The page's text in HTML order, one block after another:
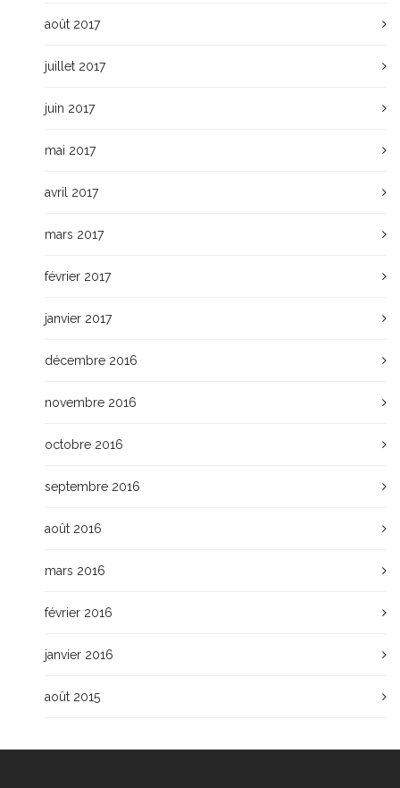
août 2017
juillet 2017
juin 2017
mai 2017
avril 2017
mars 2017
février 2017
janvier 2017
décembre 2016
novembre 2016
octobre 2016
septembre 2016
août 2016
mars 2016
février 2016
janvier 2016
août 2015